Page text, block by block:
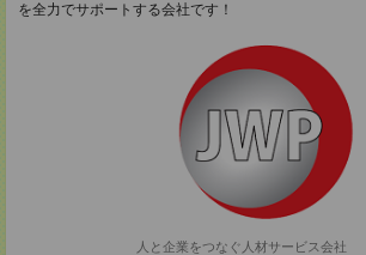
を全力でサポートする会社です！
人と企業をつなぐ人材サービス会社